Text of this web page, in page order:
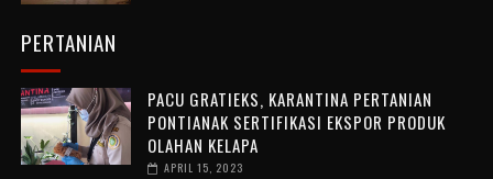
PERTANIAN
PACU GRATIEKS, KARANTINA PERTANIAN
PONTIANAK SERTIFIKASI EKSPOR PRODUK
OLAHAN KELAPA
APRIL 15, 2023